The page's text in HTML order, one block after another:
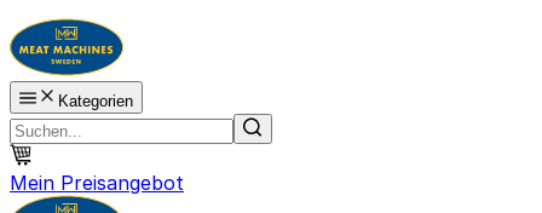
Kategorien
Mein Preisangebot